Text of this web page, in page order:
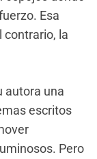
Esa
contrario, la
autora una
escritos
Pero